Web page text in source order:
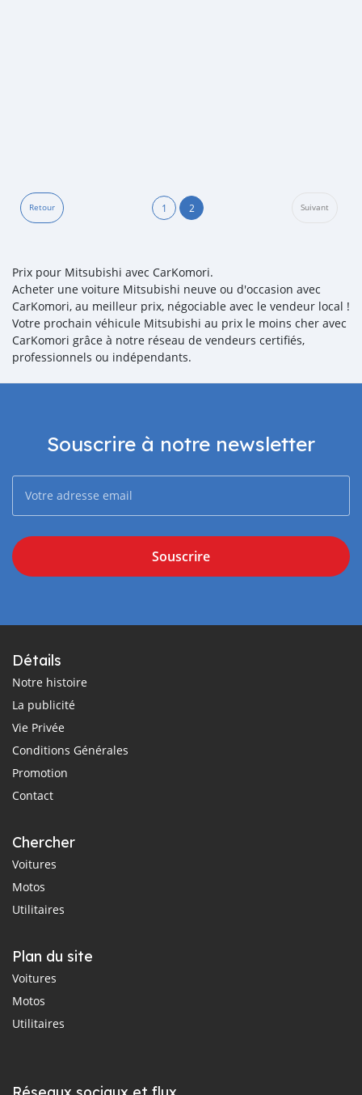
Retour 1 2 Suivant
Prix pour Mitsubishi avec CarKomori.
Acheter une voiture Mitsubishi neuve ou d'occasion avec
CarKomori, au meilleur prix, négociable avec le vendeur local !
Votre prochain véhicule Mitsubishi au prix le moins cher avec
CarKomori grâce à notre réseau de vendeurs certifiés,
professionnels ou indépendants.
Souscrire à notre newsletter
Souscrire
Détails
Notre histoire
La publicité
Vie Privée
Conditions Générales
Promotion
Contact
Chercher
Voitures
Motos
Utilitaires
Plan du site
Voitures
Motos
Utilitaires